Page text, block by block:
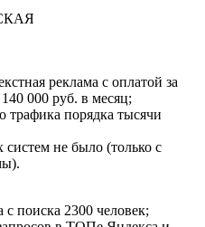
реклама с оплатой за
000 руб. в месяц;
трафика порядка тысячи
не было (только с
поиска 2300 человек;